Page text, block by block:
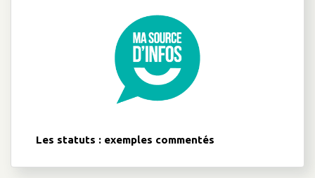
Les statuts : exemples commentés